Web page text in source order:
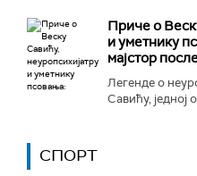
Приче о
и уметнику
мајстор
Легенде о
Савићу, једној
СПОРТ